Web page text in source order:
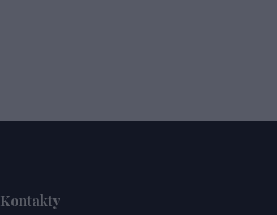
Kontakty